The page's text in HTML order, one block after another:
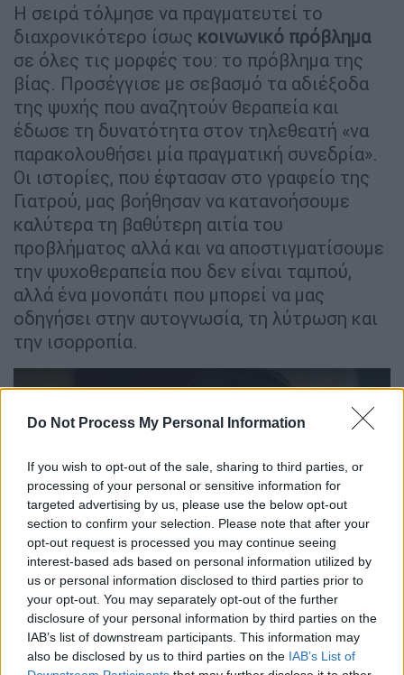
Do Not Process My Personal Information
If you wish to opt-out of the sale, sharing to third parties, or
processing of your personal or sensitive information for
targeted advertising by us, please use the below opt-out
section to confirm your selection. Please note that after your
opt-out request is processed you may continue seeing
interest-based ads based on personal information utilized by
us or personal information disclosed to third parties prior to
your opt-out. You may separately opt-out of the further
disclosure of your personal information by third parties on the
IAB’s list of downstream participants. This information may
also be disclosed by us to third parties on the IAB’s List of
Η σειρά τόλμησε να πραγματευτεί το
διαχρονικότερο ίσως κοινωνικό πρόβλημα
σε όλες τις μορφές του: το πρόβλημα της
βίας. Προσέγγισε με σεβασμό τα αδιέξοδα
της ψυχής που αναζητούν θεραπεία και
έδωσε τη δυνατότητα στον τηλεθεατή «να
παρακολουθήσει μία πραγματική συνεδρία».
Οι ιστορίες, που έφτασαν στο γραφείο της
Γιατρού, μας βοήθησαν να κατανοήσουμε
καλύτερα τη βαθύτερη αιτία του
προβλήματος αλλά και να αποστιγματίσουμε
την ψυχοθεραπεία που δεν είναι ταμπού,
αλλά ένα μονοπάτι που μπορεί να μας
οδηγήσει στην αυτογνωσία, τη λύτρωση και
την ισορροπία.
video
Η Γιατρός (Μαρία Ναυπλιώτου) είναι μια
επιστήμονας αλλά και μια γυναίκα με
ενσυναίσθηση και βαθιά συναισθηματική